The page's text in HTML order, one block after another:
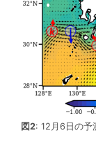
図2: 12月6日の予